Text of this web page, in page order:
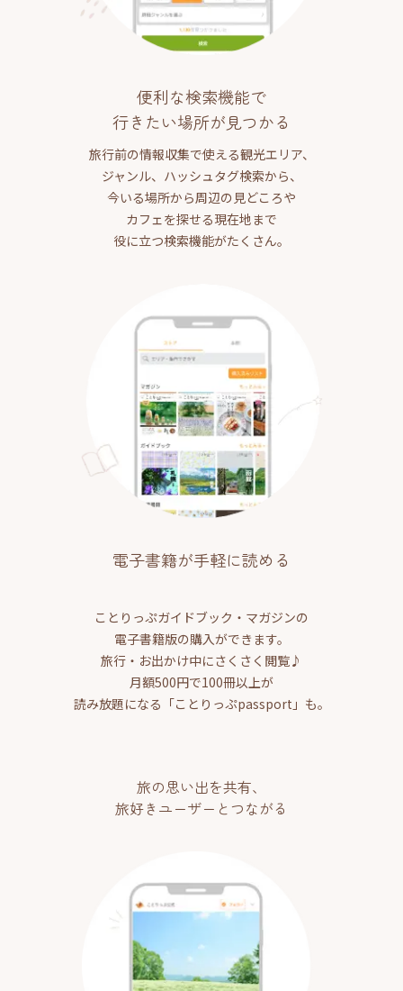
便利な検索機能で
行きたい場所が見つかる
旅行前の情報収集で使える観光エリア、
ジャンル、ハッシュタグ検索から、
今いる場所から周辺の見どころや
カフェを探せる現在地まで
役に立つ検索機能がたくさん。
電子書籍が手軽に読める
ことりっぷガイドブック・マガジンの
電子書籍版の購入ができます。
旅行・お出かけ中にさくさく閲覧♪
月額500円で100冊以上が
読み放題になる「ことりっぷpassport」も。
旅の思い出を共有、
旅好きユーザーとつながる